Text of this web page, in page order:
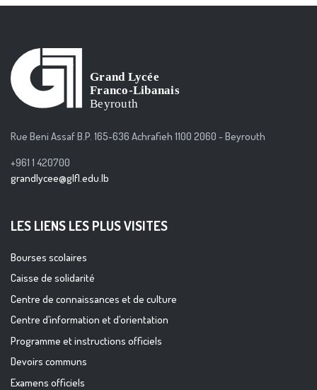
Rue Beni Assaf B.P. 165-636 Achrafieh 1100 2060 - Beyrouth
+961 1 420700
grandlycee@glfl.edu.lb
LES LIENS LES PLUS VISITES
Bourses scolaires
Caisse de solidarité
Centre de connaissances et de culture
Centre d’information et d’orientation
Programme et instructions officiels
Devoirs communs
Examens officiels